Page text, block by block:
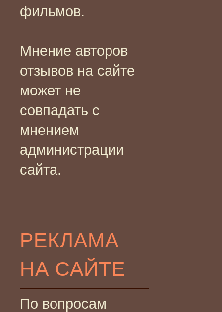
фильмов.
Мнение авторов
отзывов на сайте
может не
совпадать с
мнением
администрации
сайта.
РЕКЛАМА
НА САЙТЕ
По вопросам